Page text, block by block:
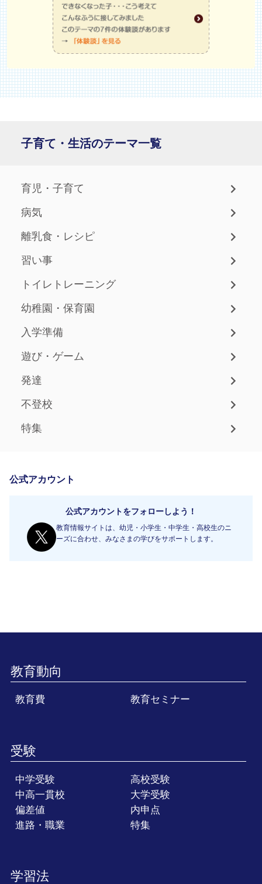
子育て・生活のテーマ一覧
育児・子育て
病気
離乳食・レシピ
習い事
トイレトレーニング
幼稚園・保育園
入学準備
遊び・ゲーム
発達
不登校
特集
公式アカウント
公式アカウントをフォローしよう！
教育情報サイトは、幼児・小学生・中学生・高校生のニ
ーズに合わせ、みなさまの学びをサポートします。
教育動向
教育費 教育セミナー
受験
中学受験
高校受験
中高一貫校
大学受験
偏差値
内申点
進路・職業
特集
学習法